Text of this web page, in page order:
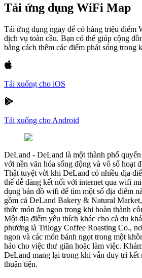
Tải ứng dụng WiFi Map
Tải ứng dụng ngay để có hàng triệu điểm
dịch vụ toàn cầu. Bạn có thể giúp cộng
bằng cách thêm các điểm phát sóng trong
Tải xuống cho iOS
Tải xuống cho Android
DeLand - DeLand là một thành phố
với nền văn hóa sống động và vô số hoạt
Thật tuyệt vời khi DeLand có nhiều địa
thể dễ dàng kết nối với internet qua wifi
dụng bản đồ wifi để tìm một số địa điểm
gồm cả DeLand Bakery & Natural
thức món ăn ngon trong khi hoàn thành
Một địa điểm yêu thích khác cho cả du
phương là Trilogy Coffee Roasting Co.,
ngon và các món bánh ngọt trong một
hảo cho việc thư giãn hoặc làm việc.
DeLand mang lại trong khi vẫn duy trì kết
thuận tiện.